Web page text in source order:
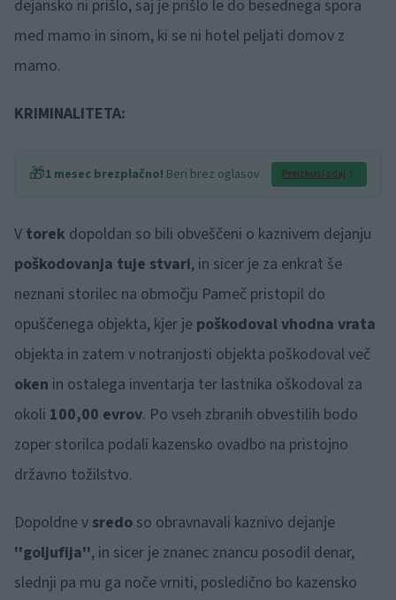
dejansko ni prišlo, saj je prišlo le do besednega spora
med mamo in sinom, ki se ni hotel peljati domov z
mamo.
KRIMINALITETA:
🎁1 mesec brezplačno! Beri brez oglasov Preizkusi zdaj
V torek dopoldan so bili obveščeni o kaznivem dejanju
poškodovanja tuje stvari, in sicer je za enkrat še
neznani storilec na območju Pameč pristopil do
opuščenega objekta, kjer je poškodoval vhodna vrata
objekta in zatem v notranjosti objekta poškodoval več
oken in ostalega inventarja ter lastnika oškodoval za
okoli 100,00 evrov. Po vseh zbranih obvestilih bodo
zoper storilca podali kazensko ovadbo na pristojno
državno tožilstvo.
Dopoldne v sredo so obravnavali kaznivo dejanje
''goljufija'', in sicer je znanec znancu posodil denar,
slednji pa mu ga noče vrniti, posledično bo kazensko